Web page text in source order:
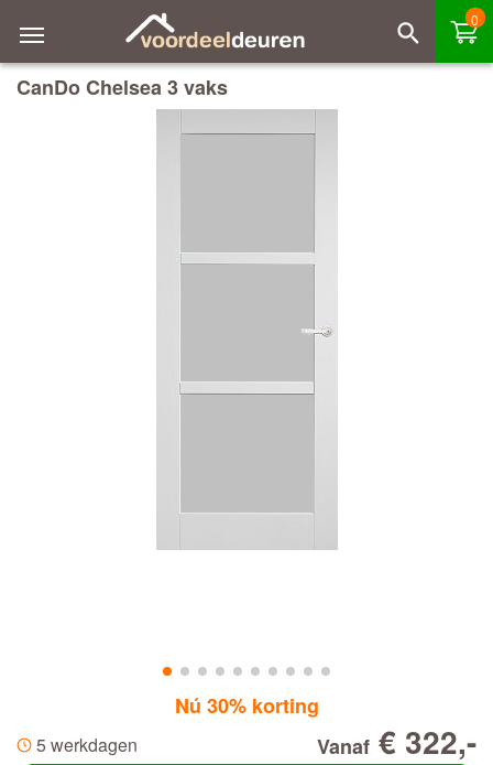
0
CanDo Chelsea 3 vaks
Nú 30% korting
5 werkdagen Vanaf € 322,-